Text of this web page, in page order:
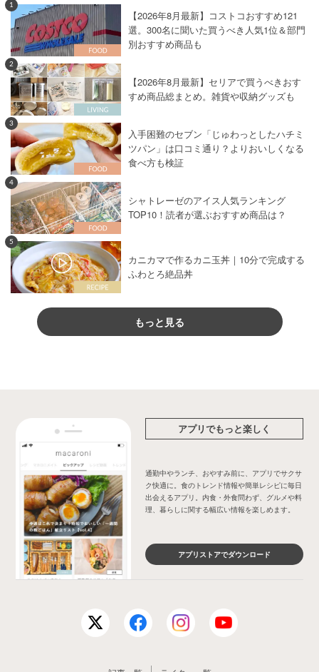
1
【2026年8月最新】コストコおすすめ121
選。300名に聞いた買うべき人気1位＆部門
別おすすめ商品も
2
【2026年8月最新】セリアで買うべきおす
すめ商品総まとめ。雑貨や収納グッズも
3
入手困難のセブン「じゅわっとしたハチミ
ツパン」は口コミ通り？よりおいしくなる
食べ方も検証
4
シャトレーゼのアイス人気ランキング
TOP10！読者が選ぶおすすめ商品は？
5
カニカマで作るカニ玉丼｜10分で完成する
ふわとろ絶品丼
もっと見る
アプリでもっと楽しく
通勤中やランチ、おやすみ前に、アプリでサクサ
ク快適に。食のトレンド情報や簡単レシピに毎日
出会えるアプリ。内食・外食問わず、グルメや料
理、暮らしに関する幅広い情報を楽しめます。
アプリストアでダウンロード